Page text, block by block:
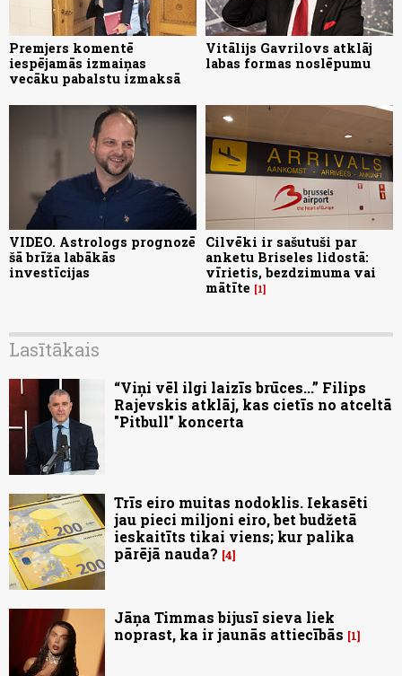
Premjers komentē
iespējamās izmaiņas
vecāku pabalstu izmaksā
Vitālijs Gavrilovs atklāj
labas formas noslēpumu
VIDEO. Astrologs prognozē
šā brīža labākās
investīcijas
Cilvēki ir sašutuši par
anketu Briseles lidostā:
vīrietis, bezdzimuma vai
mātīte
1
Lasītākais
“Viņi vēl ilgi laizīs brūces...” Filips
Rajevskis atklāj, kas cietīs no atceltā
"Pitbull" koncerta
Trīs eiro muitas nodoklis. Iekasēti
jau pieci miljoni eiro, bet budžetā
ieskaitīts tikai viens; kur palika
pārējā nauda? 4
Jāņa Timmas bijusī sieva liek
noprast, ka ir jaunās attiecībās
1